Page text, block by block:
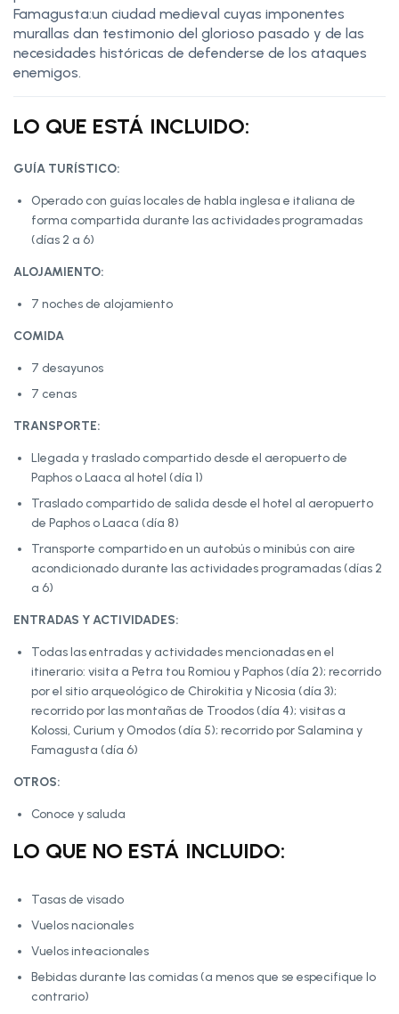
Famagusta:un ciudad medieval cuyas imponentes
murallas dan testimonio del glorioso pasado y de las
necesidades históricas de defenderse de los ataques
enemigos.
LO QUE ESTÁ INCLUIDO:
GUÍA TURÍSTICO:
Operado con guías locales de habla inglesa e italiana de
forma compartida durante las actividades programadas
(días 2 a 6)
ALOJAMIENTO:
7 noches de alojamiento
COMIDA
7 desayunos
7 cenas
TRANSPORTE:
Llegada y traslado compartido desde el aeropuerto de
Paphos o Laaca al hotel (día 1)
Traslado compartido de salida desde el hotel al aeropuerto
de Paphos o Laaca (día 8)
Transporte compartido en un autobús o minibús con aire
acondicionado durante las actividades programadas (días 2
a 6)
ENTRADAS Y ACTIVIDADES:
Todas las entradas y actividades mencionadas en el
itinerario: visita a Petra tou Romiou y Paphos (día 2); recorrido
por el sitio arqueológico de Chirokitia y Nicosia (día 3);
recorrido por las montañas de Troodos (día 4); visitas a
Kolossi, Curium y Omodos (día 5); recorrido por Salamina y
Famagusta (día 6)
OTROS:
Conoce y saluda
LO QUE NO ESTÁ INCLUIDO:
Tasas de visado
Vuelos nacionales
Vuelos inteacionales
Bebidas durante las comidas (a menos que se especifique lo
contrario)